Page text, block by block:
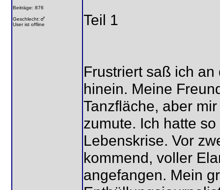
Beiträge: 876
Geschlecht:
User ist offline
Teil 1
Frustriert saß ich
hinein. Meine
Tanzfläche, aber
zumute. Ich hatte
Lebenskrise. Vor
kommend, voller
angefangen. Mein